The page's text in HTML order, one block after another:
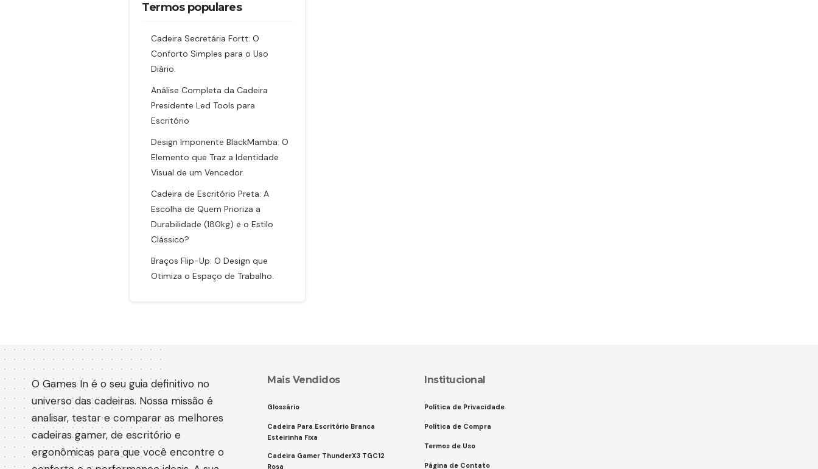
Termos populares
Cadeira Secretária Fortt: O
Conforto Simples para o Uso
Diário.
Análise Completa da Cadeira
Presidente Led Tools para
Escritório
Design Imponente BlackMamba: O
Elemento que Traz a Identidade
Visual de um Vencedor.
Cadeira de Escritório Preta: A
Escolha de Quem Prioriza a
Durabilidade (180kg) e o Estilo
Clássico?
Braços Flip-Up: O Design que
Otimiza o Espaço de Trabalho.
O Games In é o seu guia definitivo no
universo das cadeiras. Nossa missão é
analisar, testar e comparar as melhores
cadeiras gamer, de escritório e
ergonômicas para que você encontre o
Mais Vendidos
Glossário
Cadeira Para Escritório Branca
Esteirinha Fixa
Cadeira Gamer ThunderX3 TGC12
Rosa
Institucional
Política de Privacidade
Política de Compra
Termos de Uso
Página de Contato